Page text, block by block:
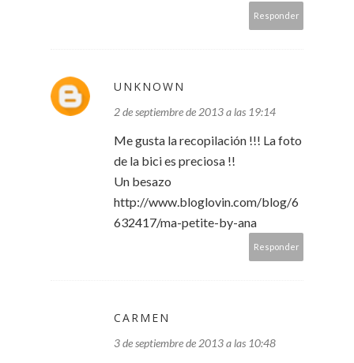
Responder
UNKNOWN
2 de septiembre de 2013 a las 19:14
Me gusta la recopilación !!! La foto
de la bici es preciosa !!
Un besazo
http://www.bloglovin.com/blog/6
632417/ma-petite-by-ana
Responder
CARMEN
3 de septiembre de 2013 a las 10:48